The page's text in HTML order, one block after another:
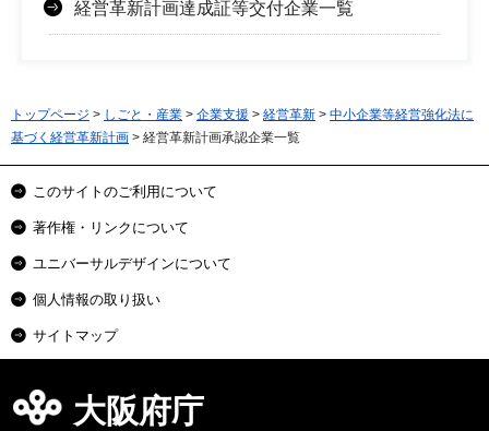
経営革新計画達成証等交付企業一覧
トップページ > しごと・産業 > 企業支援 > 経営革新 > 中小企業等経営強化法に
基づく経営革新計画 > 経営革新計画承認企業一覧
このサイトのご利用について
著作権・リンクについて
ユニバーサルデザインについて
個人情報の取り扱い
サイトマップ
大阪府庁